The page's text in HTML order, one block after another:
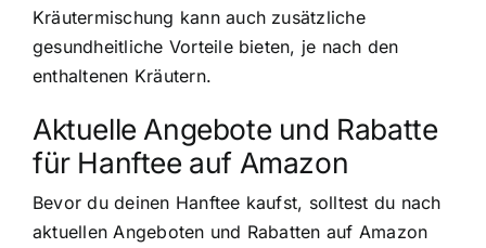
Kräutermischung kann auch zusätzliche
gesundheitliche Vorteile bieten, je nach den
enthaltenen Kräutern.
Aktuelle Angebote und Rabatte
für Hanftee auf Amazon
Bevor du deinen Hanftee kaufst, solltest du nach
aktuellen Angeboten und Rabatten auf Amazon